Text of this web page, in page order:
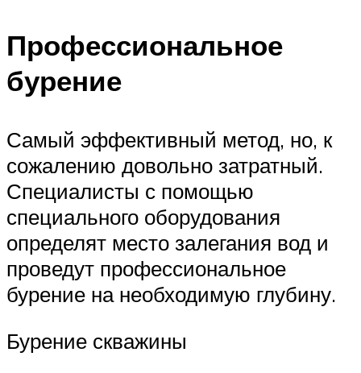
Профессиональное
бурение
Самый эффективный метод, но, к
сожалению довольно затратный.
Специалисты с помощью
специального оборудования
определят место залегания вод и
проведут профессиональное
бурение на необходимую глубину.
Бурение скважины